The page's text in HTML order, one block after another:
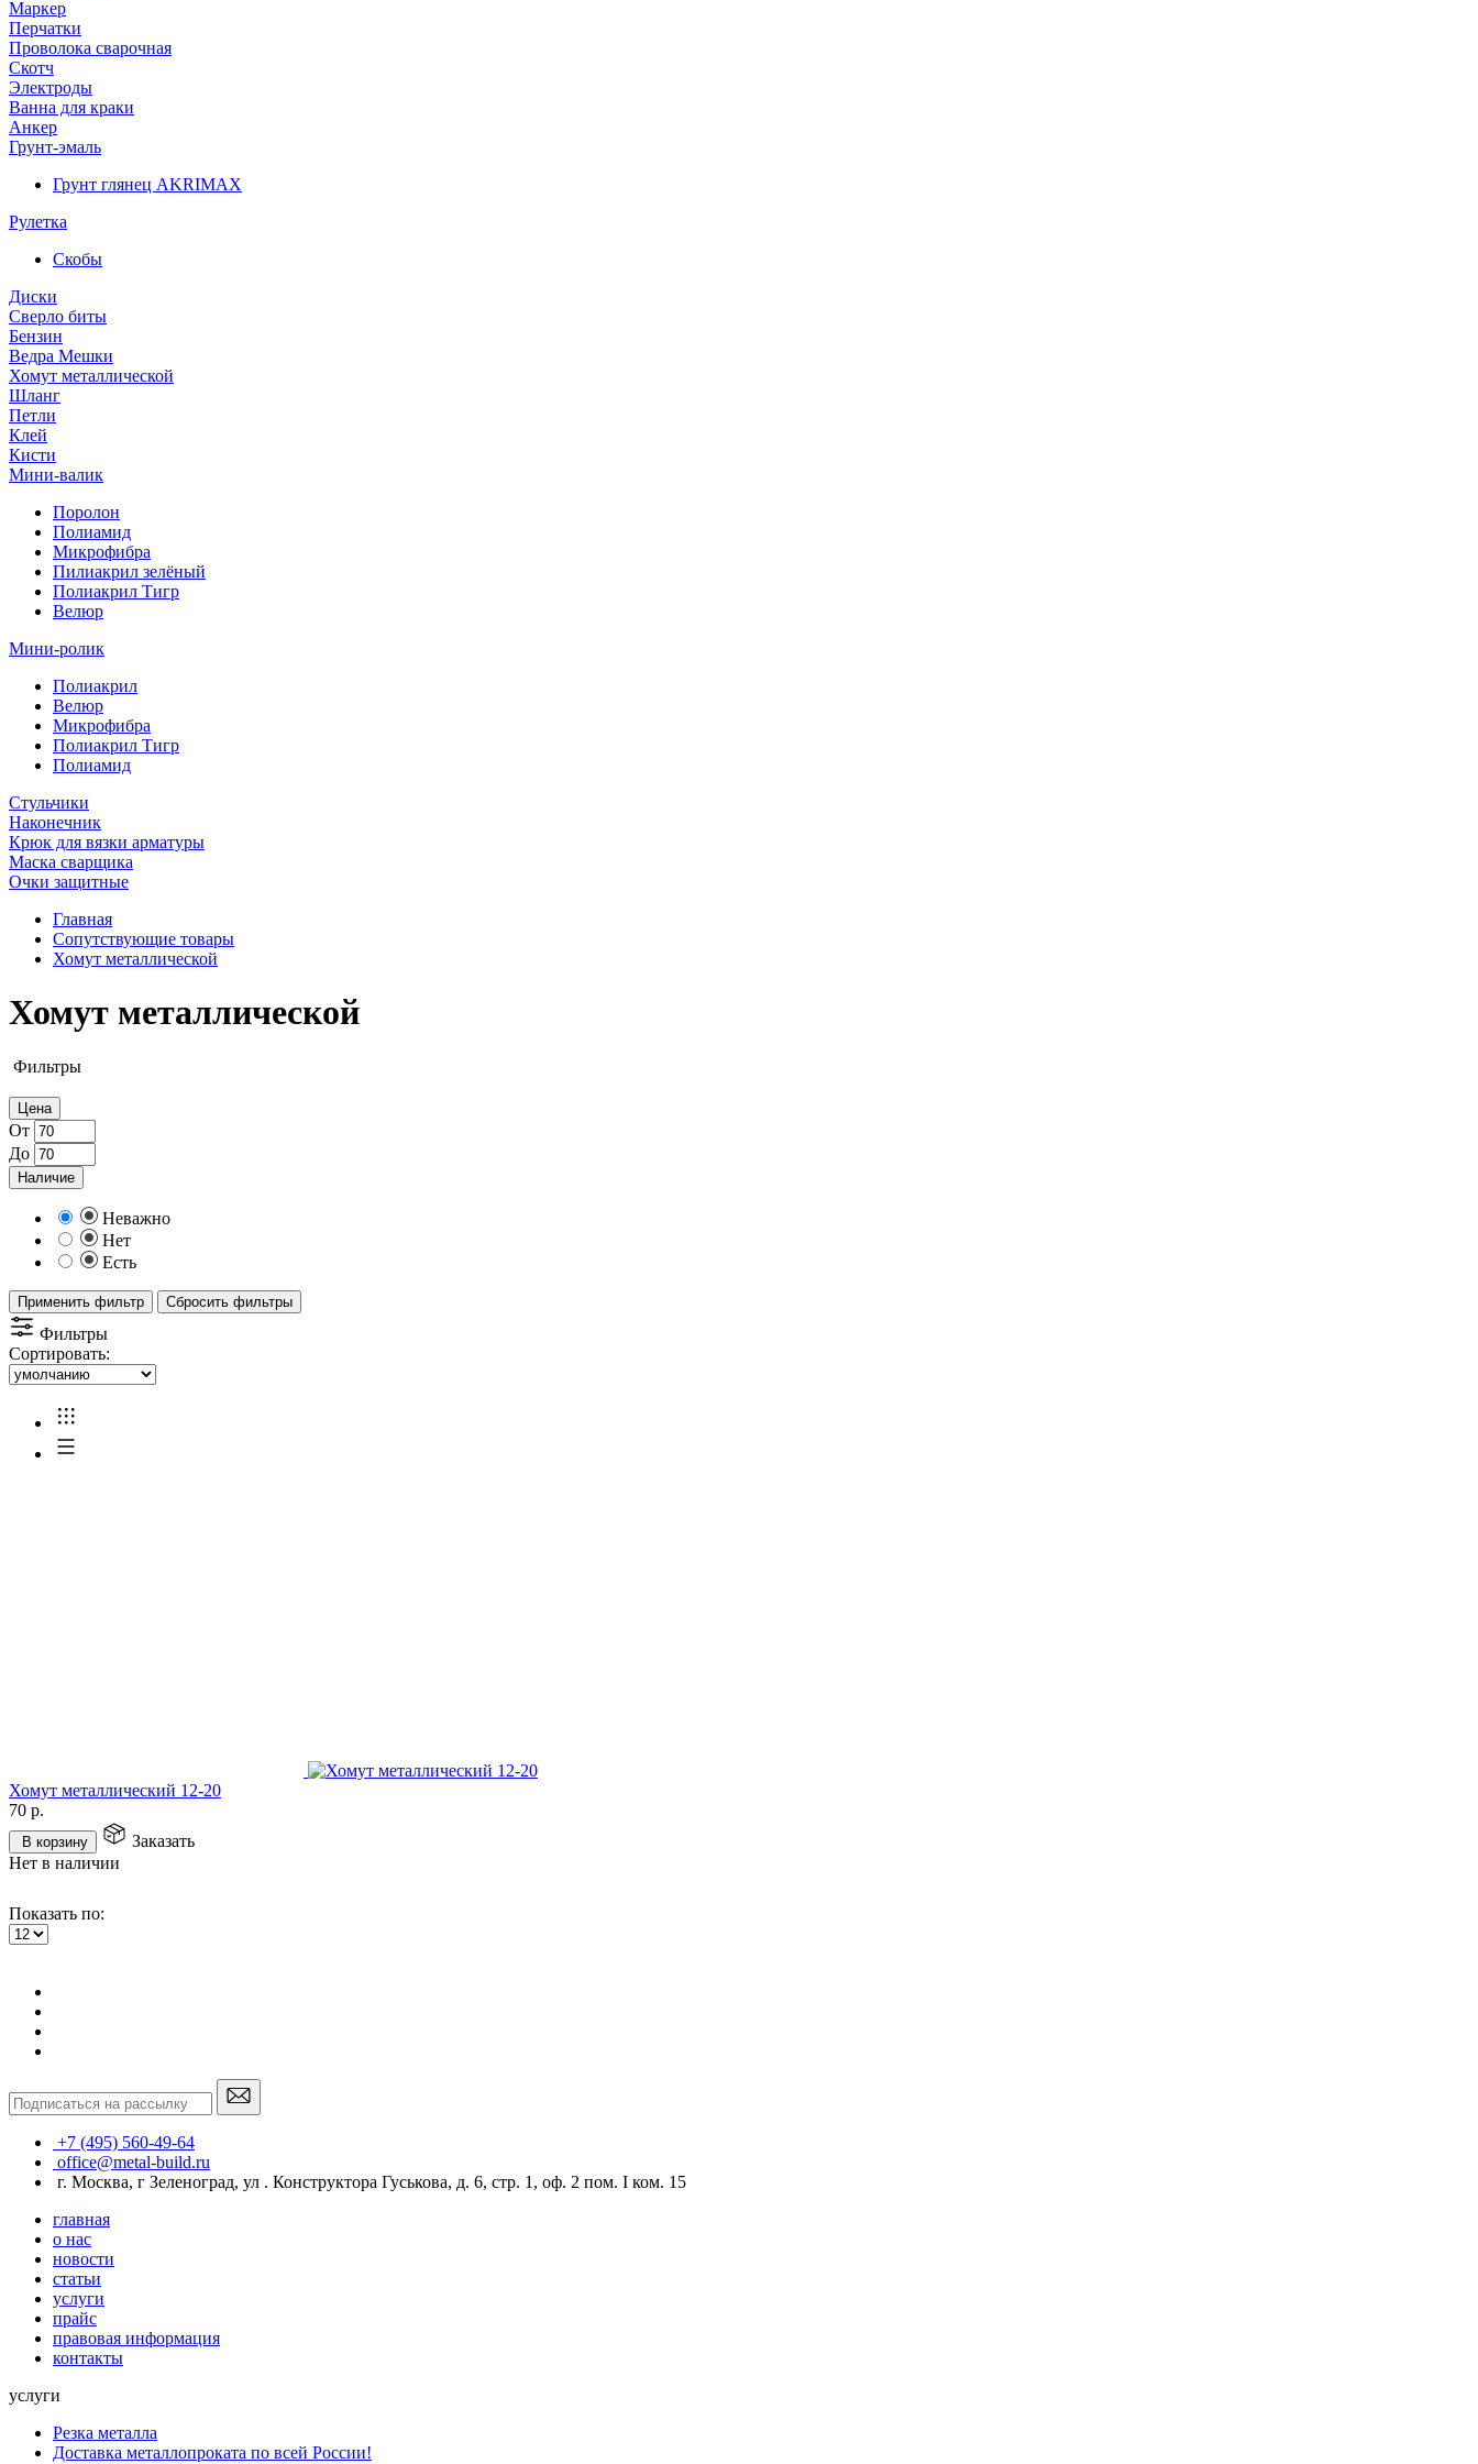
Маркер
Перчатки
Проволока сварочная
Скотч
Электроды
Ванна для краки
Анкер
Грунт-эмаль
Грунт глянец AKRIMAX
Рулетка
Скобы
Диски
Сверло биты
Бензин
Ведра Мешки
Хомут металлической
Шланг
Петли
Клей
Кисти
Мини-валик
Поролон
Полиамид
Микрофибра
Пилиакрил зелёный
Полиакрил Тигр
Велюр
Мини-ролик
Полиакрил
Велюр
Микрофибра
Полиакрил Тигр
Полиамид
Стульчики
Наконечник
Крюк для вязки арматуры
Маска сварщика
Очки защитные
Главная
Сопутствующие товары
Хомут металлической
Хомут металлической
Фильтры
Цена
От
До
Наличие
Неважно
Нет
Есть
Применить фильтр Сбросить фильтры
Фильтры
Сортировать:
Хомут металлический 12-20
70 р.
В корзину
Заказать
Нет в наличии
Показать по:
+7 (495) 560-49-64
office@metal-build.ru
г. Москва, г Зеленоград, ул . Конструктора Гуськова, д. 6, стр. 1, оф. 2 пом. I ком. 15
главная
о нас
новости
статьи
услуги
прайс
правовая информация
контакты
услуги
Резка металла
Доставка металлопроката по всей России!